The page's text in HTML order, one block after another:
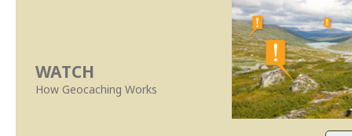
WATCH
How Geocaching Works